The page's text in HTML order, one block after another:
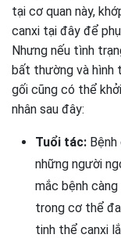
tại cơ quan này,
canxi tại đây để
Nhưng nếu tình
bất thường và hình
gối cũng có thể
nhân sau đây:
Tuổi tác:
những người
mắc bệnh
trong cơ thể
tinh thể canxi